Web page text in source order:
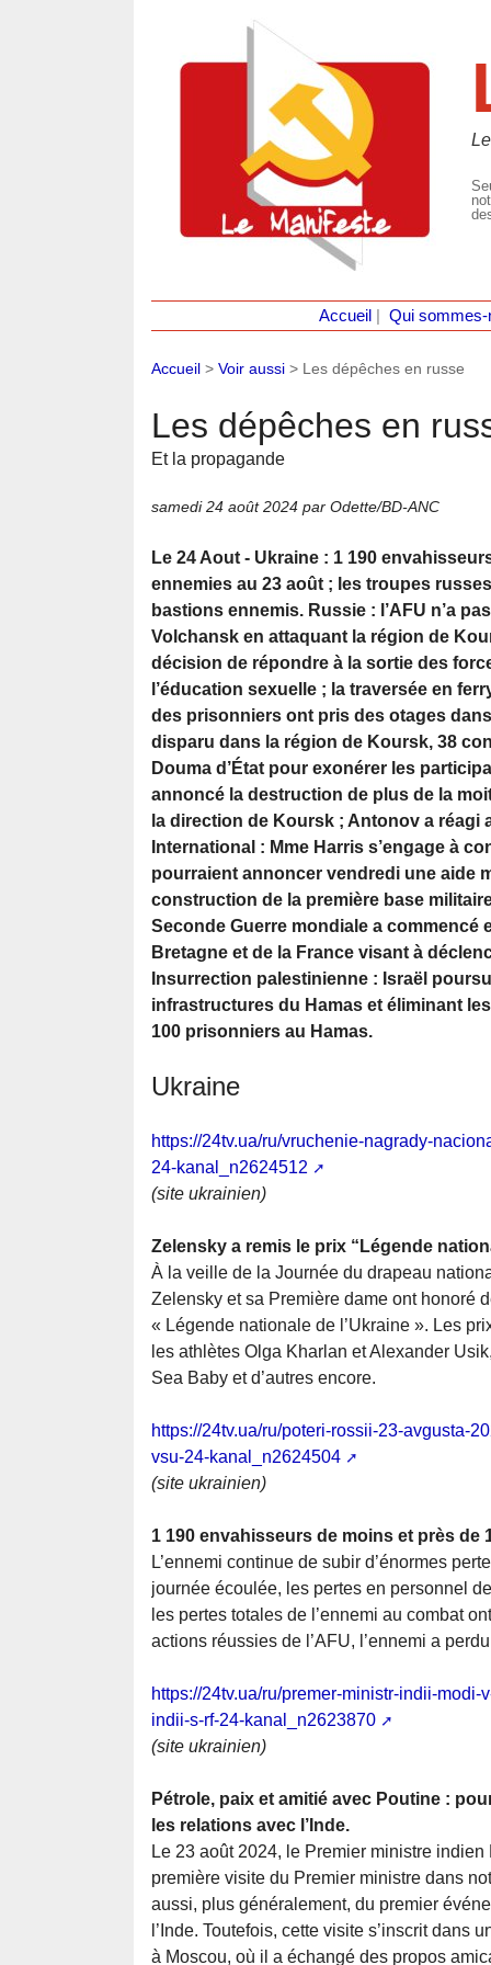
Accueil Qui sommes-
Accueil > Voir aussi > Les dépêches en russe
Les dépêches en
Et la propagande
samedi 24 août 2024 par Odette/BD-ANC
Le 24 Aout - Ukraine : 1 190
ennemies au 23 août ; les troupes
bastions ennemis. Russie : l’AFU n’a
Volchansk en attaquant la région de
décision de répondre à la sortie des
l’éducation sexuelle ; la traversée en
des prisonniers ont pris des otages
disparu dans la région de Koursk, 38
Douma d’État pour exonérer les
annoncé la destruction de plus de la
la direction de Koursk ; Antonov a
International : Mme Harris s’engage à
pourraient annoncer vendredi une aide
construction de la première base
Seconde Guerre mondiale a commencé
Bretagne et de la France visant à
Insurrection palestinienne : Israël
infrastructures du Hamas et éliminant
100 prisonniers au Hamas.
Ukraine
https://24tv.ua/ru/vruchenie-nagrady-
24-kanal_n2624512
(site ukrainien)
Zelensky a remis le prix “Légende
À la veille de la Journée du drapeau
Zelensky et sa Première dame ont honoré
« Légende nationale de l’Ukraine ». Les
les athlètes Olga Kharlan et Alexander
Sea Baby et d’autres encore.
https://24tv.ua/ru/poteri-rossii-23-avgusta-
vsu-24-kanal_n2624504
(site ukrainien)
1 190 envahisseurs de moins et près de
L’ennemi continue de subir d’énormes
journée écoulée, les pertes en personnel
les pertes totales de l’ennemi au combat
actions réussies de l’AFU, l’ennemi a
https://24tv.ua/ru/premer-ministr-indii-
indii-s-rf-24-kanal_n2623870
(site ukrainien)
Pétrole, paix et amitié avec Poutine :
les relations avec l’Inde.
Le 23 août 2024, le Premier ministre
première visite du Premier ministre dans
aussi, plus généralement, du premier
l’Inde. Toutefois, cette visite s’inscrit dans
à Moscou, où il a échangé des propos